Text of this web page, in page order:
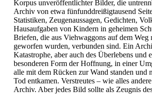
Korpus unveröffentlichter Bilder, die
Archiv von etwa fünfunddreißigtausend
Statistiken, Zeugenaussagen, Gedichten,
Hausaufgaben von Kindern in geheimen
Briefen, die aus Viehwaggons auf dem Weg
geworfen wurden, verbunden sind. Ein
Katastrophe, aber auch des Überlebens und
besonderen Form der Hoffnung, in einer
alle mit dem Rücken zur Wand standen und
Tod entkamen. Verstreutes – wie alles
Archiv. Aber jedes Bild sollte als Zeugnis